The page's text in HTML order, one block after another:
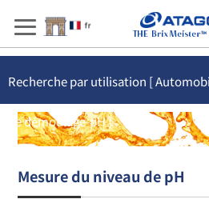
Recherche par utilisation [
de démoulage-pH ]
Mesure du niveau de pH